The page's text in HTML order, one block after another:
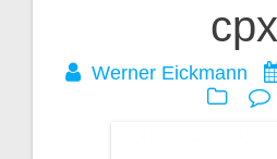
cpx
Werner Eickmann